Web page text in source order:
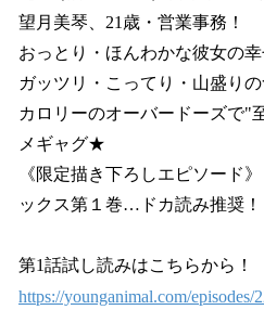
望月美琴、21歳・営業事務！
おっとり・ほんわかな彼女の
ガッツリ・こってり・山盛り
カロリーのオーバードーズで"
メギャグ★
《限定描き下ろしエピソード
ックス第１巻…ドカ読み推奨！
第1話試し読みはこちらから！
https://younganimal.com/episodes/